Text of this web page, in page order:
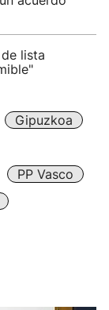
lista
Gipuzkoa
PP Vasco